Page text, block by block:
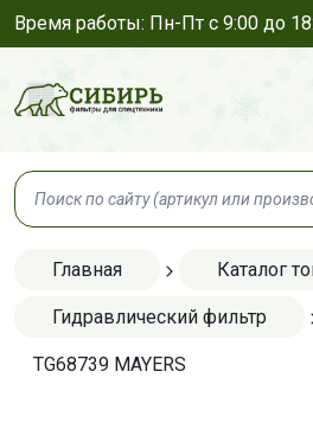
Время работы: Пн-Пт с 9:00 до
Главная Каталог
Гидравлический фильтр
TG68739 MAYERS